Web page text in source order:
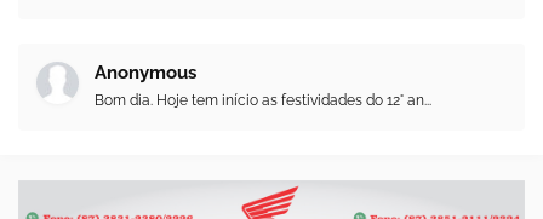
Anonymous
Bom dia. Hoje tem início as festividades do 12° an...